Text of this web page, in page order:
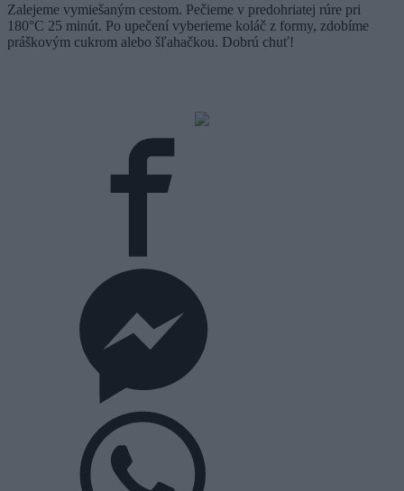
Zalejeme vymiešaným cestom. Pečieme v predohriatej rúre pri
180°C 25 minút. Po upečení vyberieme koláč z formy, zdobíme
práškovým cukrom alebo šľahačkou. Dobrú chuť!